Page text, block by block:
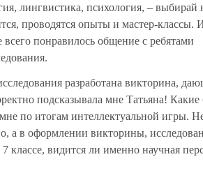
лингвистика, психология, – выбирай
проводятся опыты и мастер-классы.
понравилось общение с ребятами
разработана викторина,
подсказывала мне Татьяна!
по итогам интеллектуальной игры.
а в оформлении викторины,
классе, видится ли именно научная